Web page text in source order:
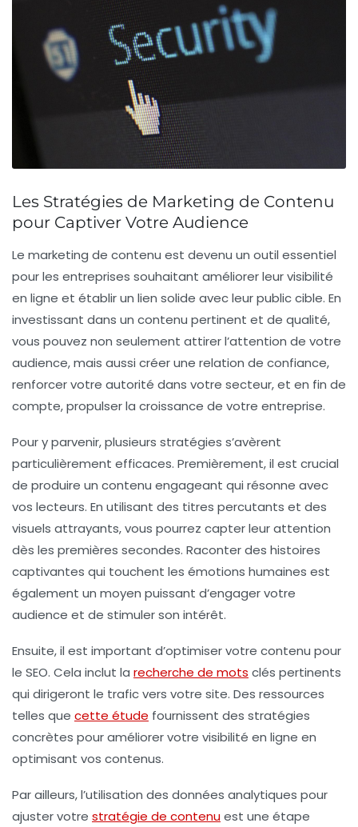
Les Stratégies de Marketing de Contenu
pour Captiver Votre Audience
Le marketing de contenu est devenu un outil essentiel
pour les entreprises souhaitant améliorer leurvisibilité
en ligne et établir un lien solide avec leur public cible. En
investissant dans un contenu pertinent et de qualité,
vous pouvez non seulement attirer l’attention de votre
audience, mais aussi créer une relation de confiance,
renforcer votre autorité dans votre secteur, et en fin de
compte, propulser la croissance de votre entreprise.
Pour y parvenir, plusieurs stratégies s’avèrent
particulièrement efficaces. Premièrement, il est crucial
de produire un contenu engageant qui résonne avec
vos lecteurs. En utilisant des titres percutants et des
visuels attrayants, vous pourrez capter leur attention
dès les premières secondes. Raconter des histoires
captivantes qui touchent les émotions humaines est
également un moyen puissant d’engager votre
audience et de stimuler son intérêt.
Ensuite, il est important d’optimiser votre contenu pour
le SEO. Cela inclut la recherche de mots clés pertinents
qui dirigeront le trafic vers votre site. Des ressources
telles que cette étude fournissent des stratégies
concrètes pour améliorer votre visibilité en ligne en
optimisant vos contenus.
Par ailleurs, l’utilisation des données analytiques pour
ajuster votre stratégie de contenuest une étape